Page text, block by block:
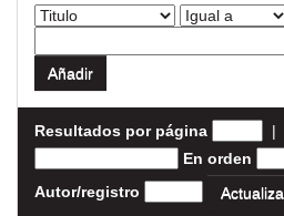
Resultados por página |
En orden
Autor/registro